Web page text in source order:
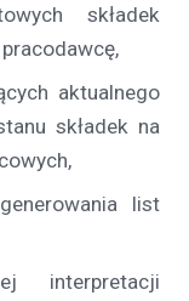
składek
aktualnego
składek na
list
interpretacji